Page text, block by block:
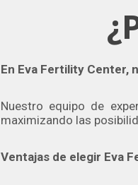
En Eva Fertility Center,
Nuestro equipo de
maximizando las
Ventajas de elegir Eva